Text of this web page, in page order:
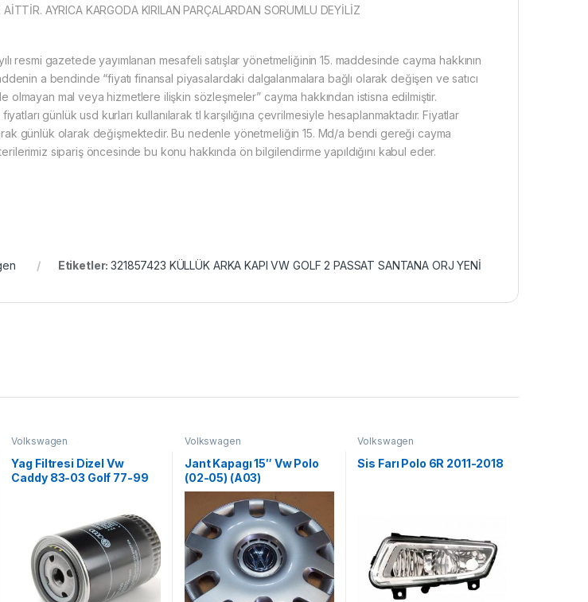
AYRICA KARGODA KIRILAN PARÇALARDAN SORUMLU DEYİLİZ
resmi gazetede yayımlanan mesafeli satışlar yönetmeliğinin 15. maddesinde cayma hakkının
a bendinde “fiyatı finansal piyasalardaki dalgalanmalara bağlı olarak değişen ve satıcı
olmayan mal veya hizmetlere ilişkin sözleşmeler” cayma hakkından istisna edilmiştir.
günlük usd kurları kullanılarak tl karşılığına çevrilmesiyle hesaplanmaktadır. Fiyatlar
günlük olarak değişmektedir. Bu nedenle yönetmeliğin 15. Md/a bendi gereği cayma
sipariş öncesinde bu konu hakkında ön bilgilendirme yapıldığını kabul eder.
Etiketler:321857423 KÜLLÜK ARKA KAPI VW GOLF 2 PASSAT SANTANA ORJ YENİ
Volkswagen
Yag Filtresi Dizel Vw
Caddy 83-03 Golf 77-99
Volkswagen
Jant Kapagı 15″ Vw Polo
(02-05) (A03)
Volkswagen
Sis Farı Polo 6R 2011-2018